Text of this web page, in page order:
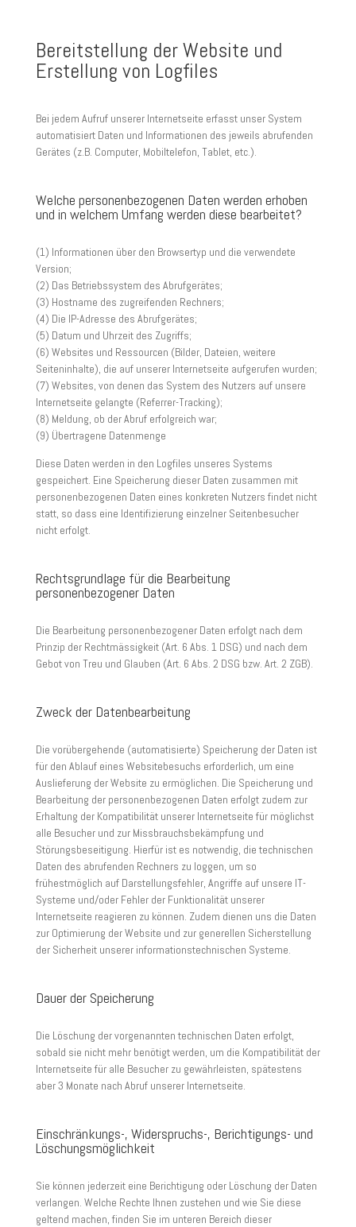
Bereitstellung der Website und
Erstellung von Logfiles
Bei jedem Aufruf unserer Internetseite erfasst unser System
automatisiert Daten und Informationen des jeweils abrufenden
Gerätes (z.B. Computer, Mobiltelefon, Tablet, etc.).
Welche personenbezogenen Daten werden erhoben
und in welchem Umfang werden diese bearbeitet?
(1) Informationen über den Browsertyp und die verwendete
Version;
(2) Das Betriebssystem des Abrufgerätes;
(3) Hostname des zugreifenden Rechners;
(4) Die IP-Adresse des Abrufgerätes;
(5) Datum und Uhrzeit des Zugriffs;
(6) Websites und Ressourcen (Bilder, Dateien, weitere
Seiteninhalte), die auf unserer Internetseite aufgerufen wurden;
(7) Websites, von denen das System des Nutzers auf unsere
Internetseite gelangte (Referrer-Tracking);
(8) Meldung, ob der Abruf erfolgreich war;
(9) Übertragene Datenmenge
Diese Daten werden in den Logfiles unseres Systems
gespeichert. Eine Speicherung dieser Daten zusammen mit
personenbezogenen Daten eines konkreten Nutzers findet nicht
statt, so dass eine Identifizierung einzelner Seitenbesucher
nicht erfolgt.
Rechtsgrundlage für die Bearbeitung
personenbezogener Daten
Die Bearbeitung personenbezogener Daten erfolgt nach dem
Prinzip der Rechtmässigkeit (Art. 6 Abs. 1 DSG) und nach dem
Gebot von Treu und Glauben (Art. 6 Abs. 2 DSG bzw. Art. 2 ZGB).
Zweck der Datenbearbeitung
Die vorübergehende (automatisierte) Speicherung der Daten ist
für den Ablauf eines Websitebesuchs erforderlich, um eine
Auslieferung der Website zu ermöglichen. Die Speicherung und
Bearbeitung der personenbezogenen Daten erfolgt zudem zur
Erhaltung der Kompatibilität unserer Internetseite für möglichst
alle Besucher und zur Missbrauchsbekämpfung und
Störungsbeseitigung. Hierfür ist es notwendig, die technischen
Daten des abrufenden Rechners zu loggen, um so
frühestmöglich auf Darstellungsfehler, Angriffe auf unsere IT-
Systeme und/oder Fehler der Funktionalität unserer
Internetseite reagieren zu können. Zudem dienen uns die Daten
zur Optimierung der Website und zur generellen Sicherstellung
der Sicherheit unserer informationstechnischen Systeme.
Dauer der Speicherung
Die Löschung der vorgenannten technischen Daten erfolgt,
sobald sie nicht mehr benötigt werden, um die Kompatibilität der
Internetseite für alle Besucher zu gewährleisten, spätestens
aber 3 Monate nach Abruf unserer Internetseite.
Einschränkungs-, Widerspruchs-, Berichtigungs- und
Löschungsmöglichkeit
Sie können jederzeit eine Berichtigung oder Löschung der Daten
verlangen. Welche Rechte Ihnen zustehen und wie Sie diese
geltend machen, finden Sie im unteren Bereich dieser